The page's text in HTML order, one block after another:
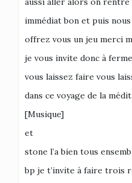
immédiat bon et puis
offrez vous un jeu merci
je vous invite donc à
vous laissez faire vous
dans ce voyage de la
[Musique]
et
stone l’a bien tous
bp je t’invite à faire trois